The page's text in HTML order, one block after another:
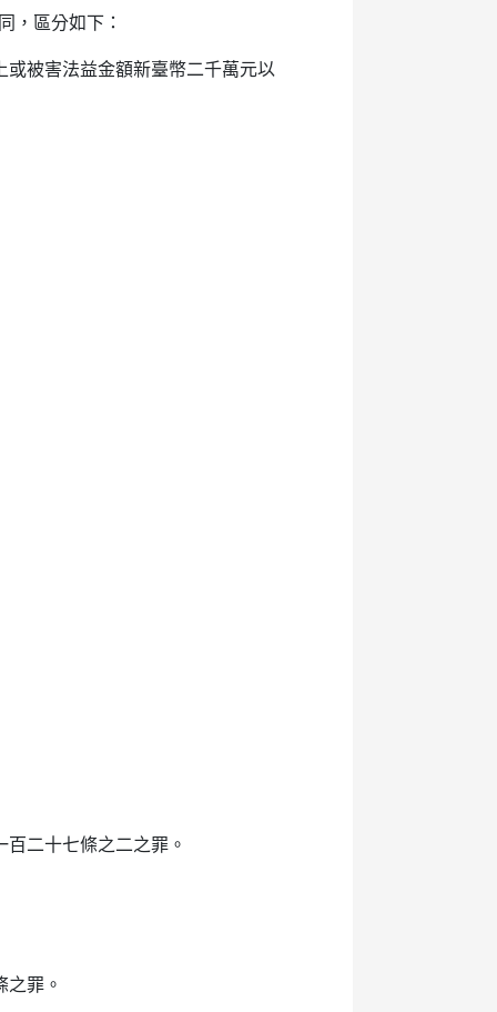
，區分如下：
被害法益金額新臺幣二千萬元以
二十七條之二之罪。
罪。